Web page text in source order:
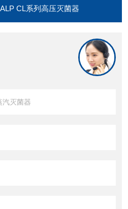
CL系列高压灭菌器